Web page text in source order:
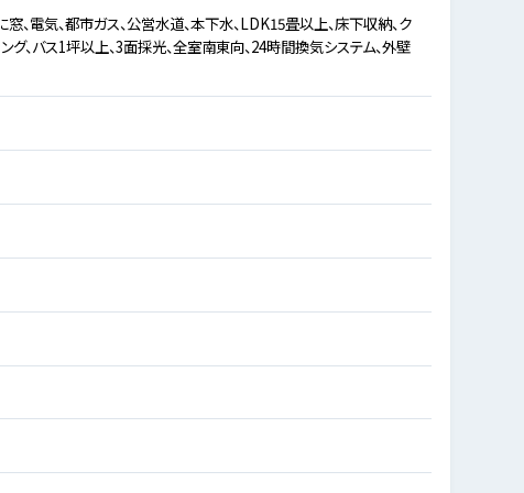
、電気、都市ガス、公営水道、本下水、LDK15畳以上、床下収納、ク
、バス1坪以上、3面採光、全室南東向、24時間換気システム、外壁